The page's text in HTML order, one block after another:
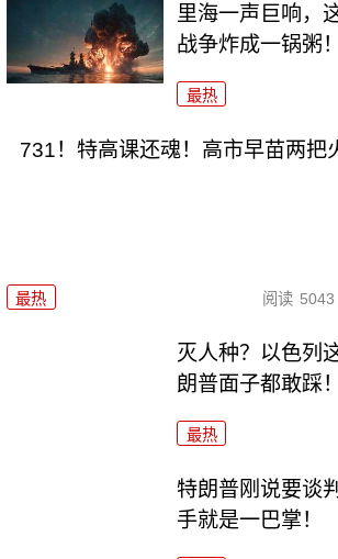
里海一声巨响，
战争炸成一锅粥！
最热
731！特高课还魂！高市早苗两把
最热 阅读 5043
灭人种？以色列
朗普面子都敢踩！
最热
特朗普刚说要谈
手就是一巴掌！